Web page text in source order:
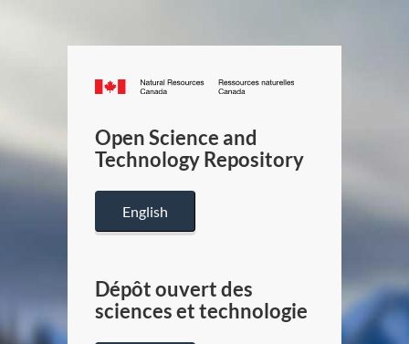
Canada.ca
/
Canada
Open Science and
Technology Repository
English
Dépôt ouvert des
sciences et technologie